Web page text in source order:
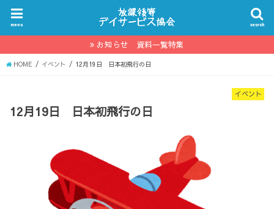
search
menu
お知らせ 資料一覧特集
HOME イベント 12月19日 日本初飛行の日
イベント
12月19日 日本初飛行の日